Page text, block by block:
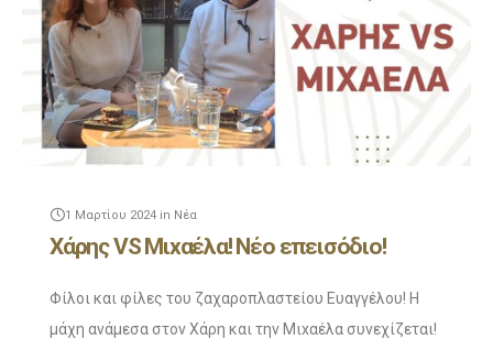
1 Μαρτίου 2024 in Νέα
Χάρης VS Μιxαέλα! Νέο επεισόδιο!
Φίλοι και φίλες του ζαχαροπλαστείου Ευαγγέλου! Η
μάχη ανάμεσα στον Χάρη και την Μιxαέλα συνεχίζεται!